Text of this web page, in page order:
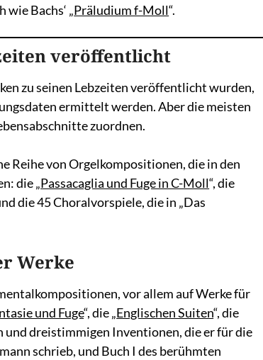
Bachs‘ „Präludium f-Moll“.
veröffentlicht
zu seinen Lebzeiten veröffentlicht wurden,
ermittelt werden. Aber die meisten
zuordnen.
Reihe von Orgelkompositionen, die in den
die „Passacaglia und Fuge in C-Moll“, die
die 45 Choralvorspiele, die in „Das
Werke
vor allem auf Werke für
und Fuge“, die „Englischen Suiten“, die
und dreistimmigen Inventionen, die er für die
schrieb, und Buch I des berühmten